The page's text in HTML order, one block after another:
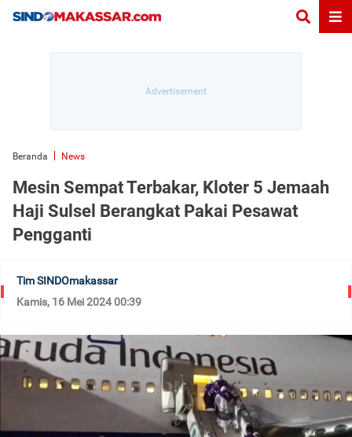
Beranda News
Mesin Sempat Terbakar, Kloter 5 Jemaah
Haji Sulsel Berangkat Pakai Pesawat
Pengganti
Tim SINDOmakassar
Kamis, 16 Mei 2024 00:39